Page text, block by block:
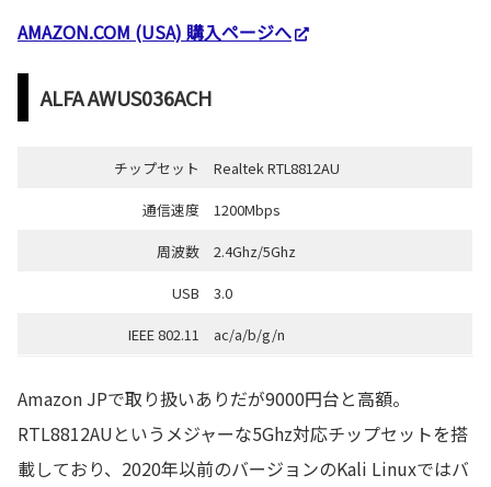
AMAZON.COM (USA) 購入ページへ
ALFA AWUS036ACH
チップセット
Realtek RTL8812AU
通信速度
1200Mbps
周波数
2.4Ghz/5Ghz
USB
3.0
IEEE 802.11
ac/a/b/g/n
Amazon JPで取り扱いありだが9000円台と高額。
RTL8812AUというメジャーな5Ghz対応チップセットを搭
載しており、2020年以前のバージョンのKali Linuxではバ